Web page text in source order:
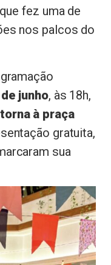
fez uma de
nos palcos do
junho, às 18h,
à praça
gratuita,
sua